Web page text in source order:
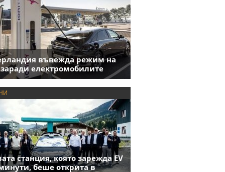
въвежда режим на
заради електромобилите
станция, която зарежда EV
беше открита в